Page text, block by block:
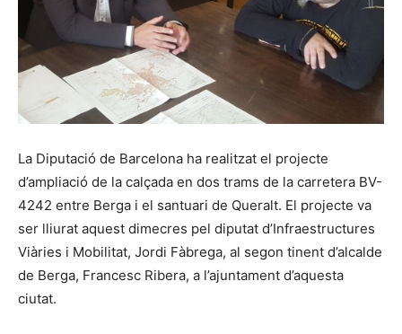
La Diputació de Barcelona ha realitzat el projecte
d’ampliació de la calçada en dos trams de la carretera BV-
4242 entre Berga i el santuari de Queralt. El projecte va
ser lliurat aquest dimecres pel diputat d’Infraestructures
Viàries i Mobilitat, Jordi Fàbrega, al segon tinent d’alcalde
de Berga, Francesc Ribera, a l’ajuntament d’aquesta
ciutat.